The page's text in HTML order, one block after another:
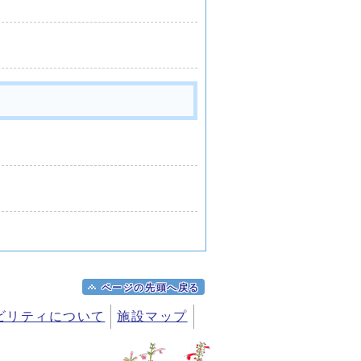
ページの先頭へ戻る
リティについて 施設マップ